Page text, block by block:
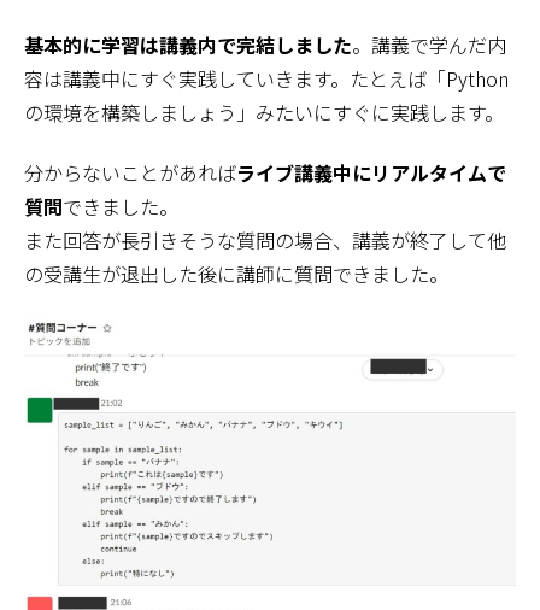
基本的に学習は講義内で完結しました。講義で学んだ内
容は講義中にすぐ実践していきます。たとえば「Python
の環境を構築しましょう」みたいにすぐに実践します。
分からないことがあればライブ講義中にリアルタイムで
質問できました。
また回答が長引きそうな質問の場合、講義が終了して他
の受講生が退出した後に講師に質問できました。